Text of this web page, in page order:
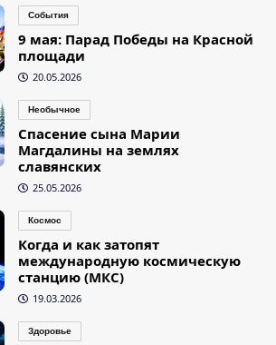
События
9 мая: Парад Победы на Красной
площади
20.05.2026
Необычное
Спасение сына Марии
Магдалины на землях
славянских
25.05.2026
Космос
Когда и как затопят
международную космическую
станцию (МКС)
19.03.2026
Здоровье